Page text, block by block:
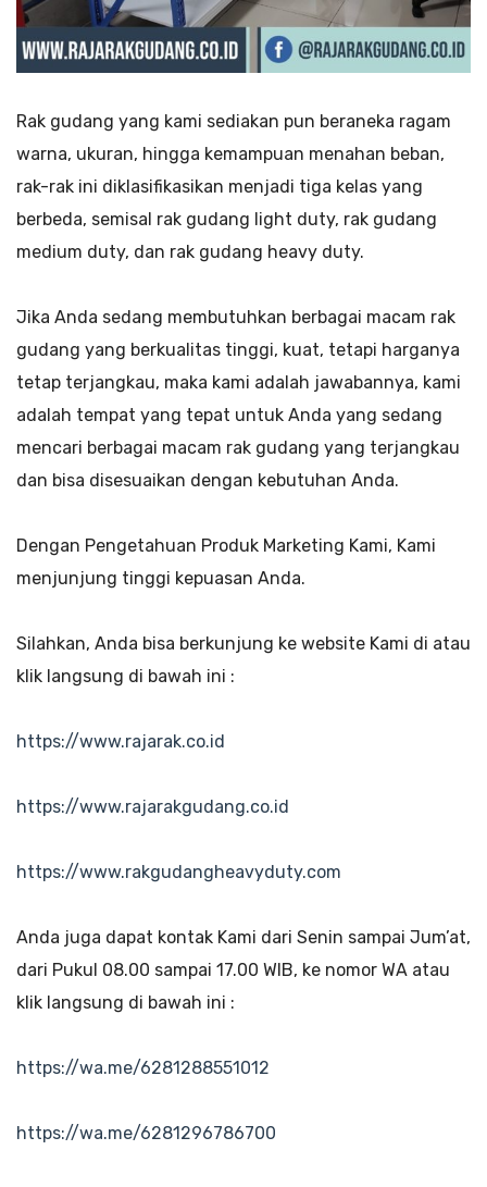
Rak gudang yang kami sediakan pun beraneka ragam
warna, ukuran, hingga kemampuan menahan beban,
rak-rak ini diklasifikasikan menjadi tiga kelas yang
berbeda, semisal rak gudang light duty, rak gudang
medium duty, dan rak gudang heavy duty.
Jika Anda sedang membutuhkan berbagai macam rak
gudang yang berkualitas tinggi, kuat, tetapi harganya
tetap terjangkau, maka kami adalah jawabannya, kami
adalah tempat yang tepat untuk Anda yang sedang
mencari berbagai macam rak gudang yang terjangkau
dan bisa disesuaikan dengan kebutuhan Anda.
Dengan Pengetahuan Produk Marketing Kami, Kami
menjunjung tinggi kepuasan Anda.
Silahkan, Anda bisa berkunjung ke website Kami di atau
klik langsung di bawah ini :
https://www.rajarak.co.id
https://www.rajarakgudang.co.id
https://www.rakgudangheavyduty.com
Anda juga dapat kontak Kami dari Senin sampai Jum’at,
dari Pukul 08.00 sampai 17.00 WIB, ke nomor WA atau
klik langsung di bawah ini :
https://wa.me/6281288551012
https://wa.me/6281296786700